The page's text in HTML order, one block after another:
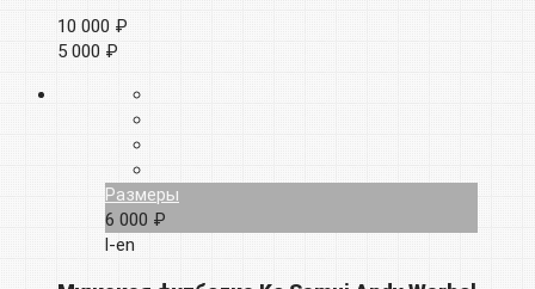
10 000 ₽
5 000 ₽
Размеры
6 000 ₽
l-en